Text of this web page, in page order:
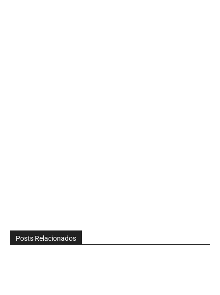
Posts Relacionados